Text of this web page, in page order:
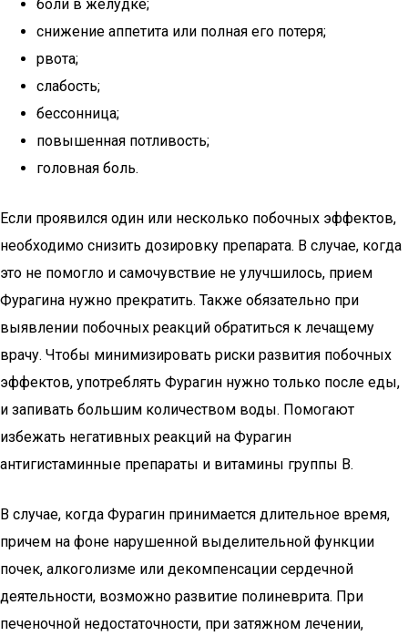
боли в желудке;
снижение аппетита или полная его потеря;
рвота;
слабость;
бессонница;
повышенная потливость;
головная боль.
Если проявился один или несколько побочных эффектов,
необходимо снизить дозировку препарата. В случае, когда
это не помогло и самочувствие не улучшилось, прием
Фурагина нужно прекратить. Также обязательно при
выявлении побочных реакций обратиться к лечащему
врачу. Чтобы минимизировать риски развития побочных
эффектов, употреблять Фурагин нужно только после еды,
и запивать большим количеством воды. Помогают
избежать негативных реакций на Фурагин
антигистаминные препараты и витамины группы В.
В случае, когда Фурагин принимается длительное время,
причем на фоне нарушенной выделительной функции
почек, алкоголизме или декомпенсации сердечной
деятельности, возможно развитие полиневрита. При
печеночной недостаточности, при затяжном лечении,